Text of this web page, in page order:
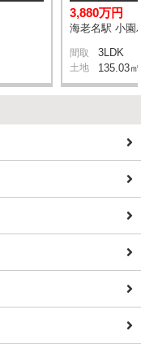
3,880万円
海老名駅 小園
間取 3LDK
土地 135.03㎡